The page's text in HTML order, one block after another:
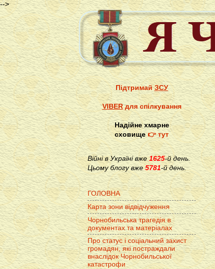
-->
ПідтримайЗСУ
VIBERдля спілкування
Надійне хмарне
сховище👉 тут
Війні в Україні вже1625-й день.
Цьому блогу вже 5781-й день.
ГОЛОВНА
Карта зони відвідчуження
Чорнобильська трагедія в
документах та матеріалах
Про статус і соціальний захист
громадян, які постраждали
внаслідок Чорнобильської
катастрофи